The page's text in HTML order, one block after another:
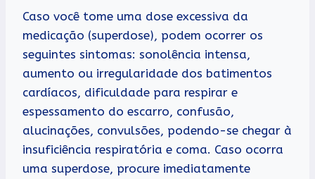
Caso você tome uma dose excessiva da
medicação (superdose), podem ocorrer os
seguintes sintomas: sonolência intensa,
aumento ou irregularidade dos batimentos
cardíacos, dificuldade para respirar e
espessamento do escarro, confusão,
alucinações, convulsões, podendo-se chegar à
insuficiência respiratória e coma. Caso ocorra
uma superdose, procure imediatamente